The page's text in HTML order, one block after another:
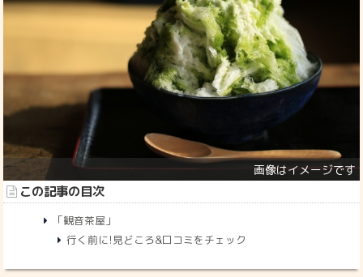
この記事の目次
「観音茶屋」
行く前に!見どころ&口コミをチェック